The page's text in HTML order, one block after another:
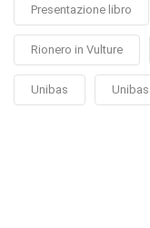
Presentazione libro
Rionero in Vulture
Unibas